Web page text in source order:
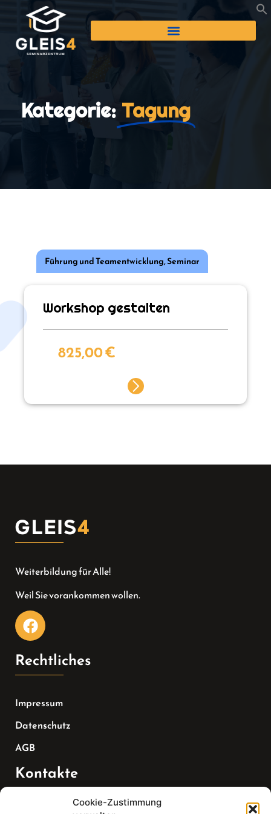
Cookie-Zustimmung
Kategorie: Tagung
Führung und Teamentwicklung,Seminar
Workshop gestalten
825,00€
Weiterbildung für Alle!
Weil Sie vorankommen wollen.
Rechtliches
Impressum
Datenschutz
AGB
Kontakte